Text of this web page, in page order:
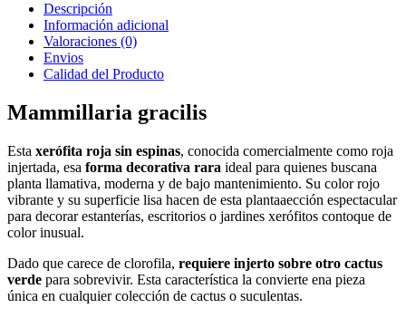
Descripción
Información adicional
Valoraciones (0)
Envios
Calidad del Producto
Mammillaria gracilis
Esta xerófita roja sin espinas, conocida comercialmente como roja
injertada, esa forma decorativa rara ideal para quienes buscana
planta llamativa, moderna y de bajo mantenimiento. Su color rojo
vibrante y su superficie lisa hacen de esta plantaaección espectacular
para decorar estanterías, escritorios o jardines xerófitos contoque de
color inusual.
Dado que carece de clorofila, requiere injerto sobre otro cactus
verde para sobrevivir. Esta característica la convierte ena pieza
única en cualquier colección de cactus o suculentas.